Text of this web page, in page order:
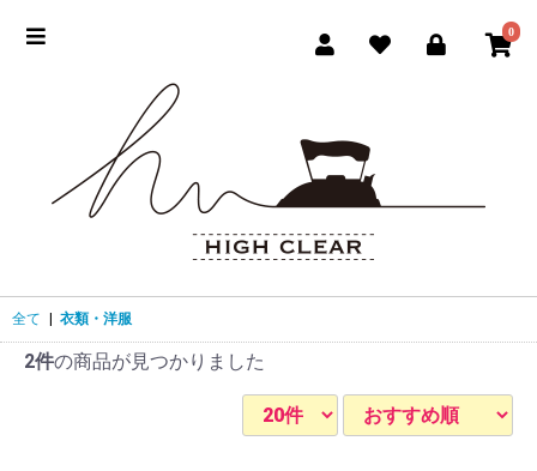
0
全て 衣類・洋服
2件の商品が見つかりました